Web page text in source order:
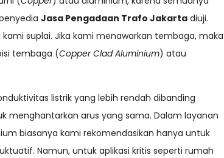
Jasa Pengadaan Trafo Jakarta diuji.
suplai. Jika kami menawarkan tembaga, maka
tembaga (Copper Clad Aluminium) atau
listrik yang lebih rendah dibanding
menghantarkan arus yang sama. Dalam layanan
biasanya kami rekomendasikan hanya untuk
Namun, untuk aplikasi kritis seperti rumah